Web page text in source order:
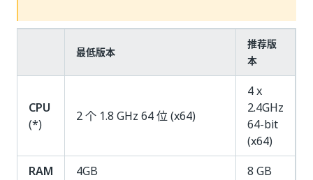
最低版本
推荐版
本
CPU
(*)
2 个 1.8 GHz 64 位 (x64)
4 x
2.4GHz
64-bit
(x64)
RAM
4GB 8 GB